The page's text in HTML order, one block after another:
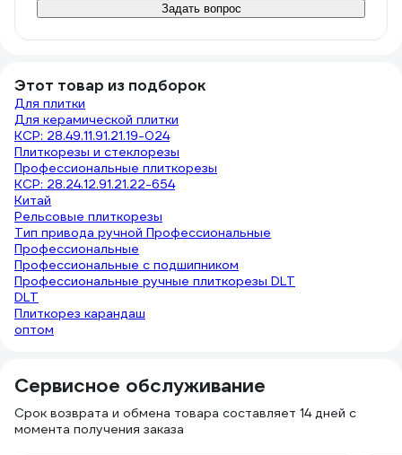
Задать вопрос
Этот товар из подборок
Для плитки
Для керамической плитки
КСР: 28.49.11.91.21.19-024
Плиткорезы и стеклорезы
Профессиональные плиткорезы
КСР: 28.24.12.91.21.22-654
Китай
Рельсовые плиткорезы
Тип привода ручной Профессиональные
Профессиональные
Профессиональные с подшипником
Профессиональные ручные плиткорезы DLT
DLT
Плиткорез карандаш
оптом
Сервисное обслуживание
Срок возврата и обмена товара составляет 14 дней с
момента получения заказа